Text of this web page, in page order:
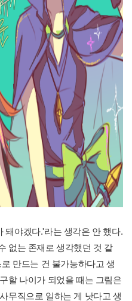
야겠다.'라는 생각은 안 했다.
없는 존재로 생각했던 것 같
만드는 건 불가능하다고 생
할 나이가 되었을 때는 그림은
무직으로 일하는 게 낫다고 생